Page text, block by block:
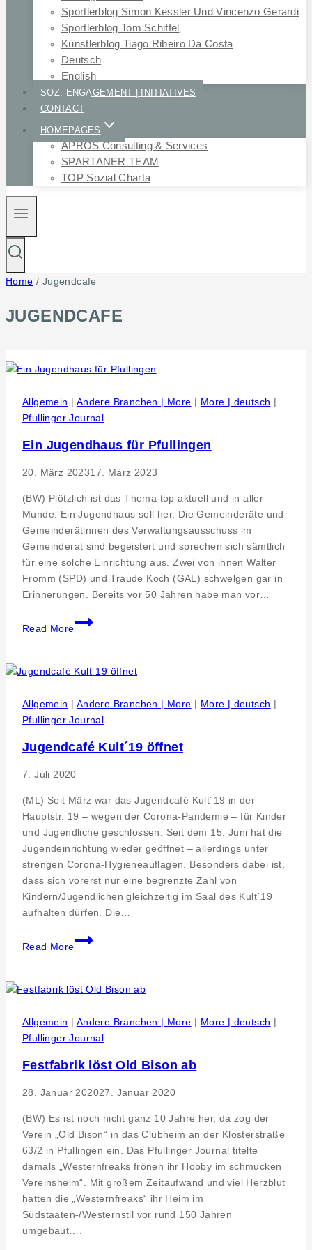
Sportlerblog Simon Kessler Und Vincenzo Gerardi
Sportlerblog Tom Schiffel
Künstlerblog Tiago Ribeiro Da Costa
Deutsch
English
SOZ. ENGAGEMENT | INITIATIVES
CONTACT
HOMEPAGES
APROS Consulting & Services
SPARTANER TEAM
TOP Sozial Charta
Home / Jugendcafe
JUGENDCAFE
Allgemein | Andere Branchen | More | More | deutsch |
Pfullinger Journal
Ein Jugendhaus für Pfullingen
20. März 202317. März 2023
(BW) Plötzlich ist das Thema top aktuell und in aller
Munde. Ein Jugendhaus soll her. Die Gemeinderäte und
Gemeinderätinnen des Verwaltungsausschuss im
Gemeinderat sind begeistert und sprechen sich sämtlich
für eine solche Einrichtung aus. Zwei von ihnen Walter
Fromm (SPD) und Traude Koch (GAL) schwelgen gar in
Erinnerungen. Bereits vor 50 Jahren habe man vor…
Read More
Ein
Jugendhaus
Pfullingen
Allgemein | Andere Branchen | More | More | deutsch |
Pfullinger Journal
Jugendcafé Kult´19 öffnet
7. Juli 2020
(ML) Seit März war das Jugendcafé Kult´19 in der
Hauptstr. 19 – wegen der Corona-Pandemie – für Kinder
und Jugendliche geschlossen. Seit dem 15. Juni hat die
Jugendeinrichtung wieder geöffnet – allerdings unter
strengen Corona-Hygieneauflagen. Besonders dabei ist,
dass sich vorerst nur eine begrenzte Zahl von
Kindern/Jugendlichen gleichzeitig im Saal des Kult´19
aufhalten dürfen. Die…
Read More
Jugendcafé
Kult
öffnet
Allgemein | Andere Branchen | More | More | deutsch |
Pfullinger Journal
Festfabrik löst Old Bison ab
28. Januar 202027. Januar 2020
(BW) Es ist noch nicht ganz 10 Jahre her, da zog der
Verein „Old Bison“ in das Clubheim an der Klosterstraße
63/2 in Pfullingen ein. Das Pfullinger Journal titelte
damals „Westernfreaks frönen ihr Hobby im schmucken
Vereinsheim“. Mit großem Zeitaufwand und viel Herzblut
hatten die „Westernfreaks“ ihr Heim im
Südstaaten-/Westernstil vor rund 150 Jahren
umgebaut….